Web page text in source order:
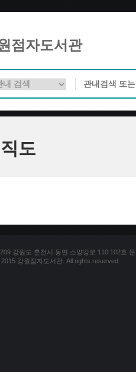
점자도서관
도
강원도 춘천시 동면 소양강로 110 102호
강원점자도서관. All rights reserved.